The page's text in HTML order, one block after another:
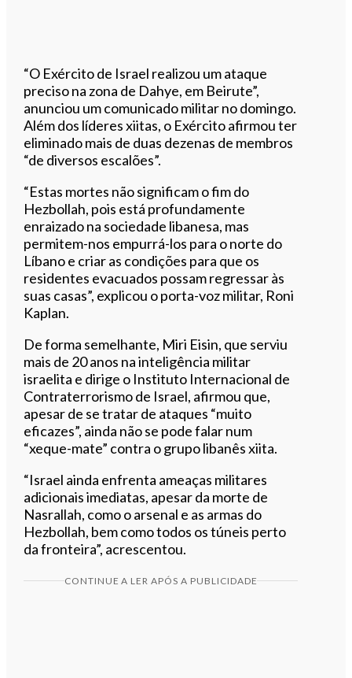
“O Exército de Israel realizou um ataque
preciso na zona de Dahye, em Beirute”,
anunciou um comunicado militar no domingo.
Além dos líderes xiitas, o Exército afirmou ter
eliminado mais de duas dezenas de membros
“de diversos escalões”.
“Estas mortes não significam o fim do
Hezbollah, pois está profundamente
enraizado na sociedade libanesa, mas
permitem-nos empurrá-los para o norte do
Líbano e criar as condições para que os
residentes evacuados possam regressar às
suas casas”, explicou o porta-voz militar, Roni
Kaplan.
De forma semelhante, Miri Eisin, que serviu
mais de 20 anos na inteligência militar
israelita e dirige o Instituto Internacional de
Contraterrorismo de Israel, afirmou que,
apesar de se tratar de ataques “muito
eficazes”, ainda não se pode falar num
“xeque-mate” contra o grupo libanês xiita.
“Israel ainda enfrenta ameaças militares
adicionais imediatas, apesar da morte de
Nasrallah, como o arsenal e as armas do
Hezbollah, bem como todos os túneis perto
da fronteira”, acrescentou.
CONTINUE A LER APÓS A PUBLICIDADE